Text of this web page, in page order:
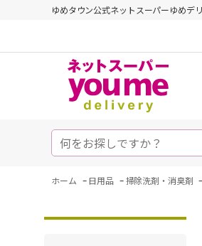
ゆめタウン公式ネットスーパーゆめデ
ホーム - 日用品 - 掃除洗剤・消臭剤 -